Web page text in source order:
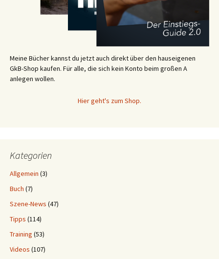
Meine Bücher kannst du jetzt auch direkt über den hauseigenen
GkB-Shop kaufen. Für alle, die sich kein Konto beim großen A
anlegen wollen.
Hier geht's zum Shop.
Kategorien
Allgemein (3)
Buch (7)
Szene-News (47)
Tipps (114)
Training (53)
Videos (107)